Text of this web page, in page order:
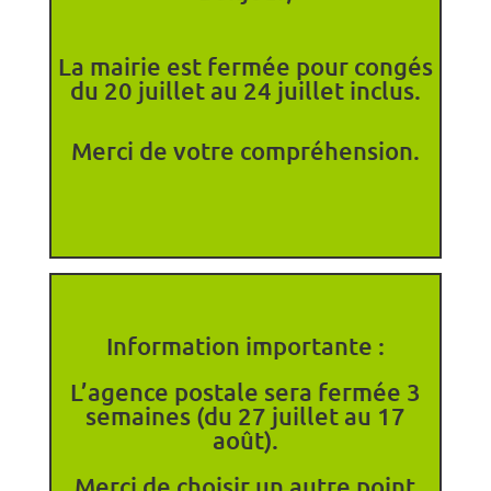
La mairie est fermée pour congés
du 20 juillet au 24 juillet inclus.
Merci de votre compréhension.
Information importante :
L’agence postale sera fermée 3
semaines (du 27 juillet au 17
août).